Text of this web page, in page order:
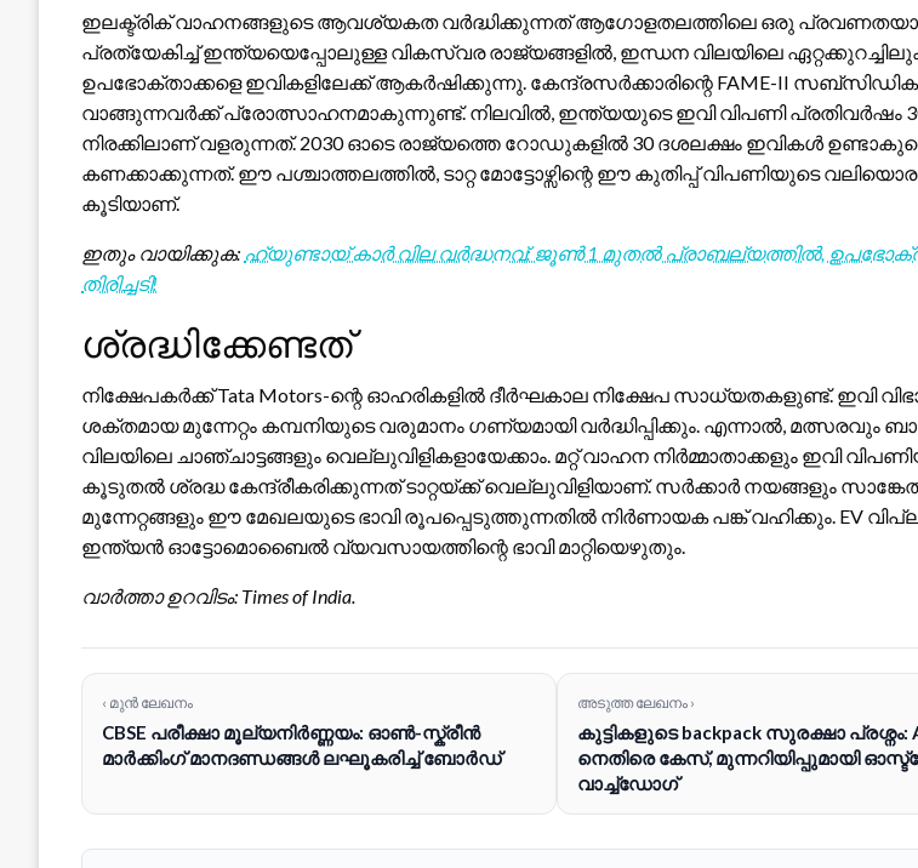
ഇലക്ട്രിക് വാഹനങ്ങളുടെ ആവശ്യകത വർദ്ധിക്കുന്നത് ആഗോളതലത്തിലെ ഒരു
പ്രത്യേകിച്ച് ഇന്ത്യയെപ്പോലുള്ള വികസ്വര രാജ്യങ്ങളിൽ, ഇന്ധന വിലയിലെ
ഉപഭോക്താക്കളെ ഇവികളിലേക്ക് ആകർഷിക്കുന്നു. കേന്ദ്രസർക്കാരിന്റെ FAME-II
വാങ്ങുന്നവർക്ക് പ്രോത്സാഹനമാകുന്നുണ്ട്. നിലവിൽ, ഇന്ത്യയുടെ ഇവി വിപണി പ്രതിവർഷം
നിരക്കിലാണ് വളരുന്നത്. 2030 ഓടെ രാജ്യത്തെ റോഡുകളിൽ 30 ദശലക്ഷം ഇവികൾ
കണക്കാക്കുന്നത്. ഈ പശ്ചാത്തലത്തിൽ, ടാറ്റ മോട്ടോഴ്സിന്റെ ഈ കുതിപ്പ് വിപണിയുടെ
കൂടിയാണ്.
ഇതും വായിക്കുക: ഹ്യുണ്ടായ് കാർ വില വർദ്ധനവ്: ജൂൺ 1 മുതൽ പ്രാബല്യത്തിൽ,
തിരിച്ചടി!
ശ്രദ്ധിക്കേണ്ടത്
നിക്ഷേപകർക്ക് Tata Motors-ന്റെ ഓഹരികളിൽ ദീർഘകാല നിക്ഷേപ സാധ്യതകളുണ്ട്. ഇവി
ശക്തമായ മുന്നേറ്റം കമ്പനിയുടെ വരുമാനം ഗണ്യമായി വർദ്ധിപ്പിക്കും. എന്നാൽ, മത്സരവും
വിലയിലെ ചാഞ്ചാട്ടങ്ങളും വെല്ലുവിളികളായേക്കാം. മറ്റ് വാഹന നിർമ്മാതാക്കളും ഇവി
കൂടുതൽ ശ്രദ്ധ കേന്ദ്രീകരിക്കുന്നത് ടാറ്റയ്ക്ക് വെല്ലുവിളിയാണ്. സർക്കാർ നയങ്ങളും
മുന്നേറ്റങ്ങളും ഈ മേഖലയുടെ ഭാവി രൂപപ്പെടുത്തുന്നതിൽ നിർണായക പങ്ക് വഹിക്കും. EV
ഇന്ത്യൻ ഓട്ടോമൊബൈൽ വ്യവസായത്തിന്റെ ഭാവി മാറ്റിയെഴുതും.
വാർത്താ ഉറവിടം: Times of India.
‹ മുൻ ലേഖനം
CBSE പരീക്ഷാ മൂല്യനിർണ്ണയം: ഓൺ-സ്ക്രീൻ
മാർക്കിംഗ് മാനദണ്ഡങ്ങൾ ലഘൂകരിച്ച് ബോർഡ്
അടുത്ത ലേഖനം ›
കുട്ടികളുടെ backpack സുരക്ഷാ പ്രശ്നം:
നെതിരെ കേസ്, മുന്നറിയിപ്പുമായി
വാച്ച്‌ഡോഗ്